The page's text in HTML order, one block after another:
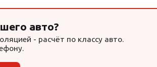
авто?
- расчёт по классу авто.